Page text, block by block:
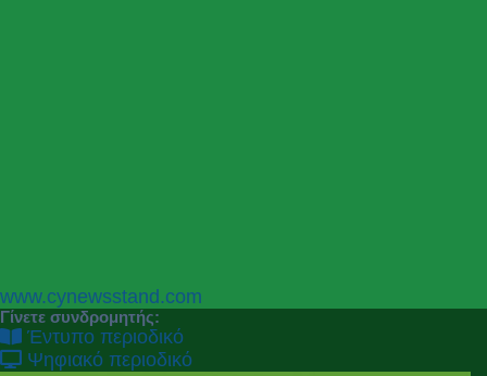
P
r
e
v
N
e
x
t
www.cynewsstand.com
Γίνετε συνδρομητής:
Έντυπο περιοδικό
Ψηφιακό περιοδικό